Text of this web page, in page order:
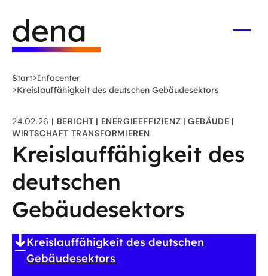
Hauptinhalt
springen
Deutsche
Energie-
Agentur
-
Startseite
Start Infocenter
Kreislauffähigkeit des deutschen Gebäudesektors
24.02.26 BERICHT ENERGIEEFFIZIENZ
GEBÄUDE
WIRTSCHAFT TRANSFORMIEREN
Kreislauffähigkeit des
deutschen
Gebäudesektors
Kreislauffähigkeit des deutschen
Gebäudesektors